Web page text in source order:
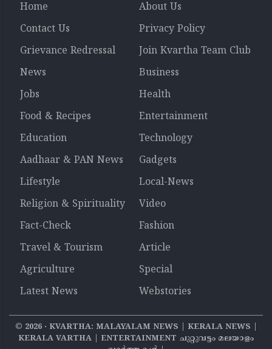
Home
About Us
Contact Us
Privacy Policy
Grievance Redressal
Join Kvartha Team Club
News
Business
Jobs
Health
Food & Recipes
Entertainment
Education
Technology
Aadhaar & PAN News
Gadgets
Lifestyle
Local-News
Religion & Spirituality
Video
Fact-Check
Fashion
Travel & Tourism
Article
Agriculture
Special
Latest News
Webstories
© 2026‧ KVARTHA: MALAYALAM NEWS | KERALA NEWS |
KERALA VARTHA | ENTERTAINMENT ചുറ്റുവട്ടം മലയാളം